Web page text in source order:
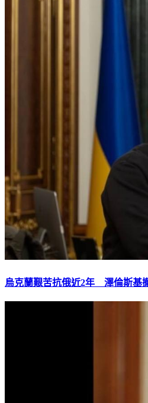
烏克蘭艱苦抗俄近2年 澤倫斯基